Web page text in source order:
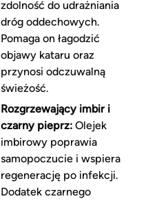
zdolność do udrażniania
dróg oddechowych.
Pomaga on łagodzić
objawy kataru oraz
przynosi odczuwalną
świeżość.
Rozgrzewający imbir i
czarny pieprz:Olejek
imbirowy poprawia
samopoczucie i wspiera
regenerację po infekcji.
Dodatek czarnego